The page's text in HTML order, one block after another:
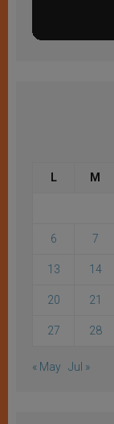
L M
6 7
13 14
20 21
27 28
« May Jul »